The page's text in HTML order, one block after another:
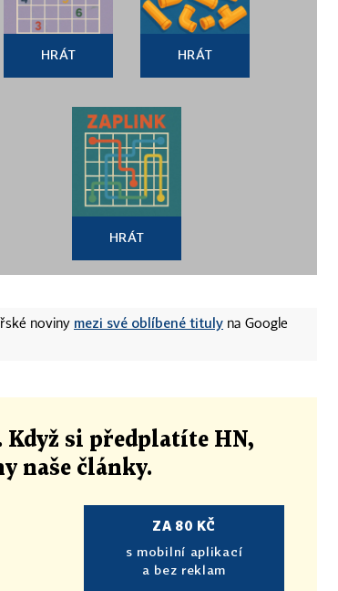
HRÁT HRÁT
HRÁT
noviny mezi své oblíbené tituly na Google
Když si předplatíte HN,
naše články.
ZA 80 KČ
s mobilní aplikací
a bez reklam